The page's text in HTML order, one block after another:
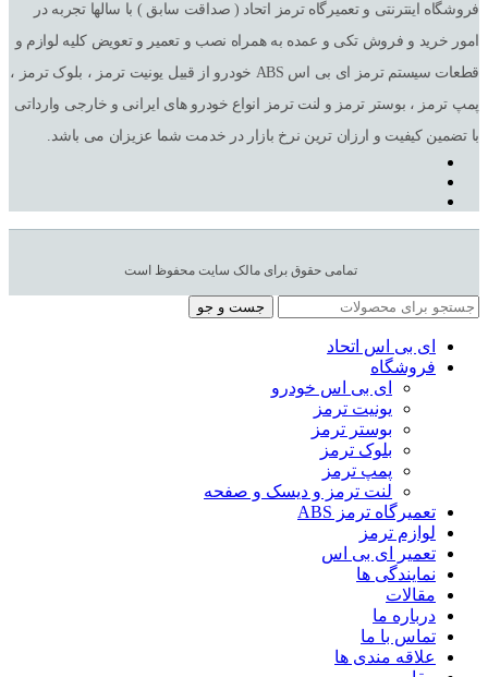
فروشگاه اینترنتی و تعمیرگاه ترمز اتحاد ( صداقت سابق ) با سالها تجربه در
امور خرید و فروش تکی و عمده به همراه نصب و تعمیر و تعویض کلیه لوازم و
قطعات سیستم ترمز ای بی اس ABS خودرو از قبیل یونیت ترمز ، بلوک ترمز ،
پمپ ترمز ، بوستر ترمز و لنت ترمز انواع خودرو های ایرانی و خارجی وارداتی
با تضمین کیفیت و ارزان ترین نرخ بازار در خدمت شما عزیزان می باشد.
تمامی حقوق برای مالک سایت محفوظ است
جست و جو
ای بی اس اتحاد
فروشگاه
ای بی اس خودرو
یونیت ترمز
بوستر ترمز
بلوک ترمز
پمپ ترمز
لنت ترمز و دیسک و صفحه
تعمیرگاه ترمز ABS
لوازم ترمز
تعمیر ای بی اس
نمایندگی ها
مقالات
درباره ما
تماس با ما
علاقه مندی ها